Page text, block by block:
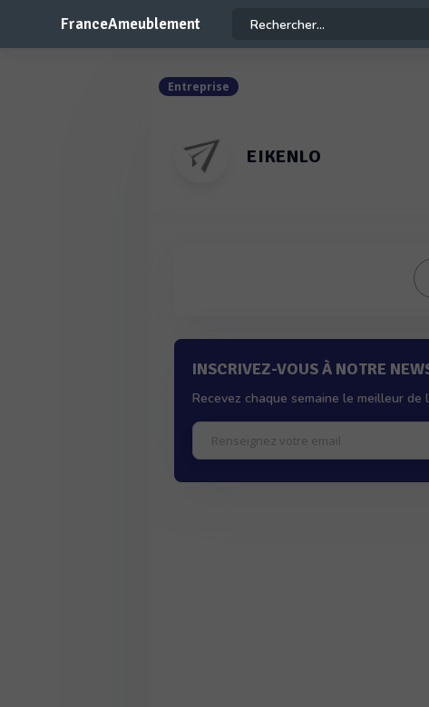
FranceAmeublement
Entreprise
EIKENLO
INSCRIVEZ-VOUS À NOTRE
Recevez chaque semaine le meilleur